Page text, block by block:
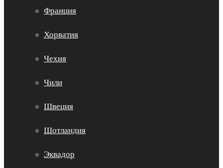
Франция
Хорватия
Чехия
Чили
Швеция
Шотландия
Эквадор